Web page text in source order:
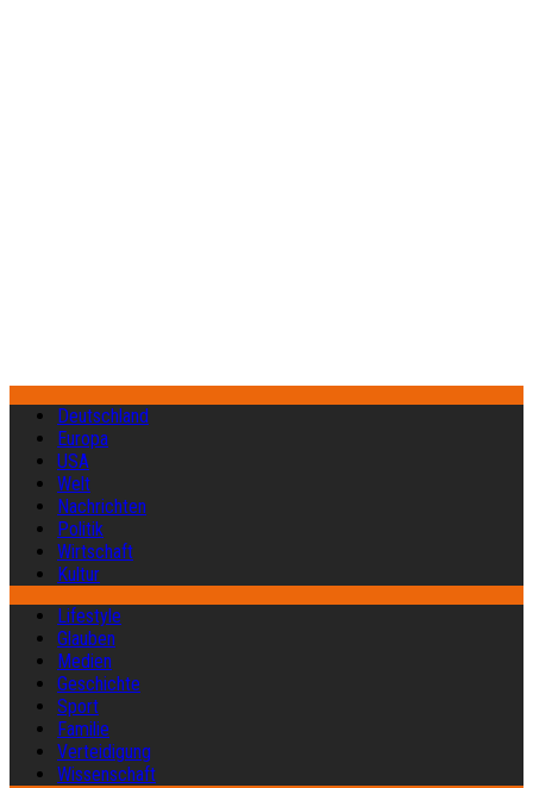
Deutschland
Europa
USA
Welt
Nachrichten
Politik
Wirtschaft
Kultur
Lifestyle
Glauben
Medien
Geschichte
Sport
Familie
Verteidigung
Wissenschaft